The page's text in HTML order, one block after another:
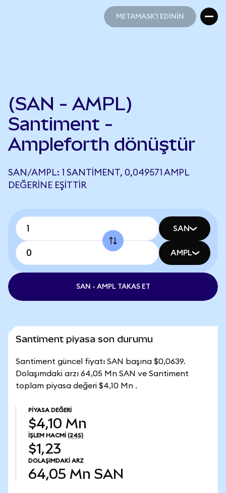
METAMASK'I EDİNİN
(SAN - AMPL)
Santiment -
Ampleforth dönüştür
SAN/AMPL: 1 SANTIMENT, 0,049571 AMPL
DEĞERINE EŞITTIR
SAN
AMPL
SAN - AMPL TAKAS ET
Santiment piyasa son durumu
Santiment güncel fiyatı SAN başına $0,0639.
Dolaşımdaki arzı 64,05 Mn SAN ve Santiment
toplam piyasa değeri $4,10 Mn .
PIYASA DEĞERI
$4,10 Mn
İŞLEM HACMI (24S)
$1,23
DOLAŞIMDAKI ARZ
64,05 Mn SAN